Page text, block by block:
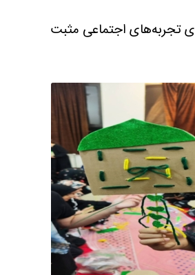
تجربه‌های اجتماعی مثبت